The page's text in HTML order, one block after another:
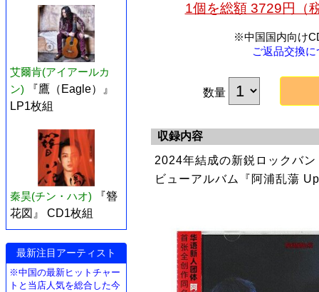
艾爾肯(アイアールカ
ン)
『鷹（Eagle）』
LP1枚組
秦昊(チン・ハオ)
『簪
花図』 CD1枚組
最新注目アーティスト
※中国の最新ヒットチャー
トと当店人気を総合した今
1個を総額 3729円（
※中国国内向け
ご返品交換
数量
収録内容
2024年結成の新鋭ロックバ
ビューアルバム『阿浦乱蕩